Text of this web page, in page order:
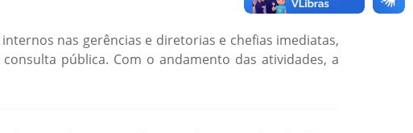
nas gerências e diretorias e chefias imediatas,
pública. Com o andamento das atividades, a